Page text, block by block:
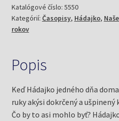
tajomná
mapa
Katalógové číslo: 5550
Kategórií: Časopisy, Hádajko,
rokov
Popis
Keď Hádajko jedného dňa
ruky akýsi dokrčený a ušpinený
Čo by to asi mohlo byť?